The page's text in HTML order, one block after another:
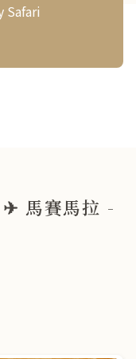
✈ 馬賽馬拉 -